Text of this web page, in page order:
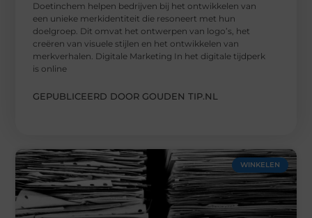
Doetinchem helpen bedrijven bij het ontwikkelen van
een unieke merkidentiteit die resoneert met hun
doelgroep. Dit omvat het ontwerpen van logo’s, het
creëren van visuele stijlen en het ontwikkelen van
merkverhalen. Digitale Marketing In het digitale tijdperk
is online
GEPUBLICEERD DOOR GOUDEN TIP.NL
WINKELEN